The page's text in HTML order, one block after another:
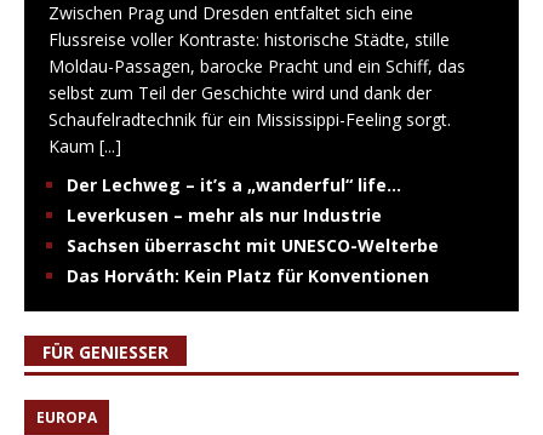
Zwischen Prag und Dresden entfaltet sich eine
Flussreise voller Kontraste: historische Städte, stille
Moldau-Passagen, barocke Pracht und ein Schiff, das
selbst zum Teil der Geschichte wird und dank der
Schaufelradtechnik für ein Mississippi-Feeling sorgt.
Kaum [...]
Der Lechweg – it’s a „wanderful“ life…
Leverkusen – mehr als nur Industrie
Sachsen überrascht mit UNESCO-Welterbe
Das Horváth: Kein Platz für Konventionen
FÜR GENIESSER
EUROPA